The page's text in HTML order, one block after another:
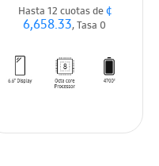
Hasta 12 cuotas de¢
6,658.33, Tasa 0